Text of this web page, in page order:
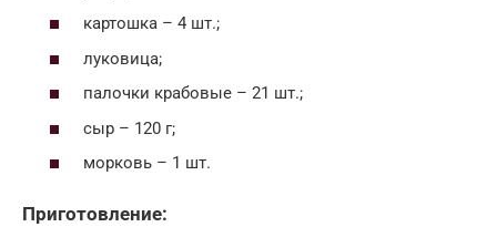
картошка – 4 шт.;
луковица;
палочки крабовые – 21 шт.;
сыр – 120 г;
морковь – 1 шт.
Приготовление: